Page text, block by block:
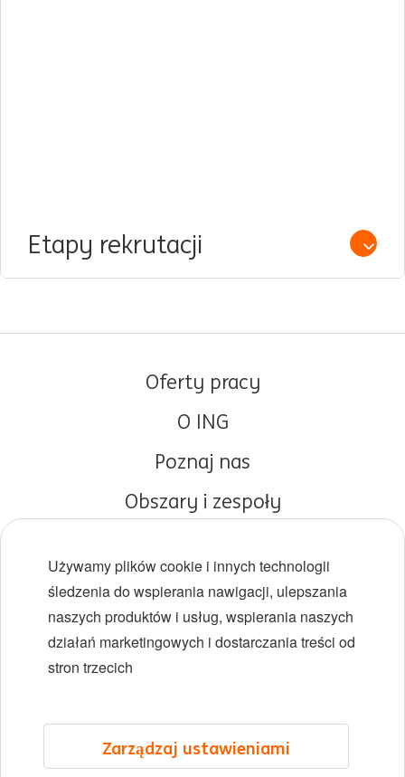
Etapy rekrutacji Open
Oferty pracy
O ING
Poznaj nas
Obszary i zespoły
Różnorodność i inkluzywność
Lokalizacje
LinkedIn YouTubeFacebookInstagram
Używamy plików cookie i innych technologii
śledzenia do wspierania nawigacji, ulepszania
naszych produktów i usług, wspierania naszych
działań marketingowych i dostarczania treści od
stron trzecich
Zarządzaj ustawieniami